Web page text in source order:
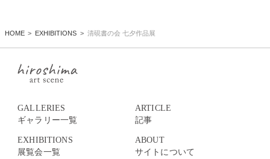
HOME EXHIBITIONS 清硯書の会 七夕作品展
GALLERIES
ギャラリー一覧
EXHIBITIONS
展覧会一覧
ARTICLE
記事
ABOUT
サイトについて